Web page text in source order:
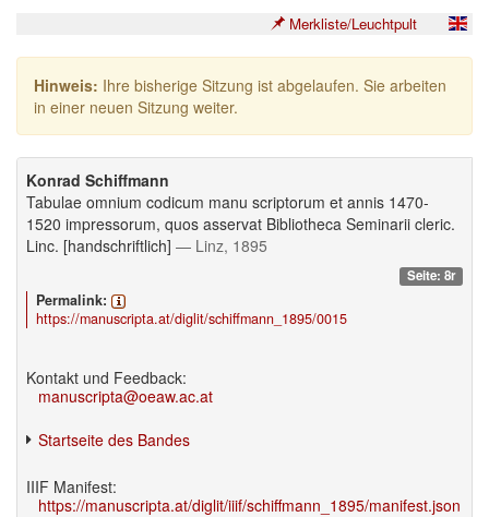
Merkliste/Leuchtpult
Hinweis: Ihre bisherige Sitzung ist abgelaufen. Sie arbeiten
in einer neuen Sitzung weiter.
Konrad Schiffmann
Tabulae omnium codicum manu scriptorum et annis 1470-
1520 impressorum, quos asservat Bibliotheca Seminarii cleric.
Linc. [handschriftlich] — Linz, 1895
Seite: 8r
Permalink:
https://manuscripta.at/diglit/schiffmann_1895/0015
Kontakt und Feedback:
manuscripta@oeaw.ac.at
Startseite des Bandes
IIIF Manifest:
https://manuscripta.at/diglit/iiif/schiffmann_1895/manifest.json